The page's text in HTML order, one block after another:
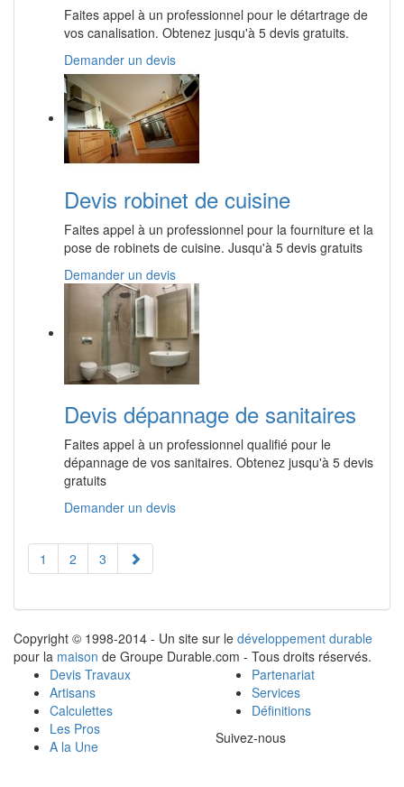
Faites appel à un professionnel pour le détartrage de
vos canalisation. Obtenez jusqu'à 5 devis gratuits.
Demander un devis
Devis robinet de cuisine
Faites appel à un professionnel pour la fourniture et la
pose de robinets de cuisine. Jusqu'à 5 devis gratuits
Demander un devis
Devis dépannage de sanitaires
Faites appel à un professionnel qualifié pour le
dépannage de vos sanitaires. Obtenez jusqu'à 5 devis
gratuits
Demander un devis
1 2 3
Copyright © 1998-2014 - Un site sur le développement durable
pour la maison de Groupe Durable.com - Tous droits réservés.
Devis Travaux
Artisans
Calculettes
Les Pros
A la Une
Partenariat
Services
Définitions
Suivez-nous